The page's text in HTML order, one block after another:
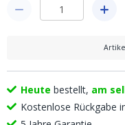
Heute bestellt, am
Kostenlose Rückgabe